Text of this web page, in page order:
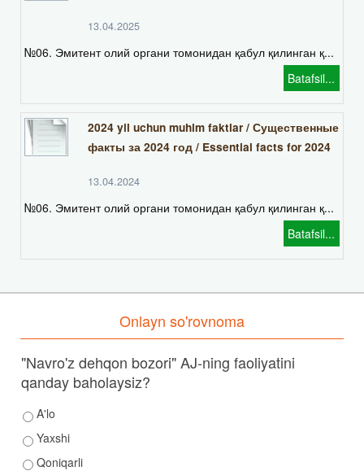
13.04.2025
№06. Эмитент олий органи томонидан қабул қилинган қ...
Batafsil...
2024 yil uchun muhim faktlar / Существенные
факты за 2024 год / Essential facts for 2024
13.04.2024
№06. Эмитент олий органи томонидан қабул қилинган қ...
Batafsil...
Onlayn so'rovnoma
"Navro'z dehqon bozori" AJ-ning faoliyatini
qanday baholaysiz?
A'lo
Yaxshi
Qoniqarli